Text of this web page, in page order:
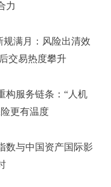
力
规满月：风险出清效
交易热度攀升
构服务链条：“人机
更有温度
数与中国资产国际影